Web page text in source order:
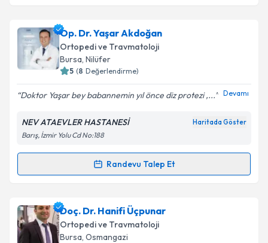
Op. Dr. Hakan Dülgeriçin randevu takvimi talebi
oluşturun. Size bu uzmandan randevu almanız için bir
takvim hazırlandığında e-posta ile bilgilendireceğiz.
Kişisel verilerimin işlenmesine ilişkin
Metni'ni okudum ve kişisel verilerimin belirtilen
kapsamda işlenmesini kabul ediyorum.
Op. Dr. Yaşar Akdoğan
Ortopedi ve Travmatoloji
Bursa, Nilüfer
5 (8 Değerlendirme)
Doktor Yaşar bey babannemin yıl önce diz protezi ,... Devamı
NEV ATAEVLER HASTANESİ Haritada Göster
Barış, İzmir Yolu Cd No:188
Randevu Talep Et
Randevu Takvimi Talebi
Op. Dr. Yaşar Akdoğaniçin randevu takvimi talebi
oluşturun. Size bu uzmandan randevu almanız için bir
takvim hazırlandığında e-posta ile bilgilendireceğiz.
Doç. Dr. Hanifi Üçpunar
Ortopedi ve Travmatoloji
Bursa, Osmangazi